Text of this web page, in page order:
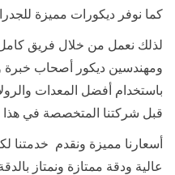
كما نوفر ديكورات مميزة
لذلك نعمل من خلال فريق
ومهندسين ديكور أصحاب خبرة
باستخدام أفضل المعدات
قبل شركتنا المتخصصة في هذا
أسعارنا مميزة ونقدم خدمتنا
عالية ودقة ممتازة ونمتاز